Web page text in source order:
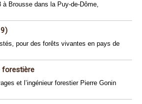
à Brousse dans la Puy-de-Dôme,
pour des forêts vivantes en pays de
forestière
et l’ingénieur forestier Pierre Gonin